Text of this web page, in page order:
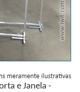
e Janela -